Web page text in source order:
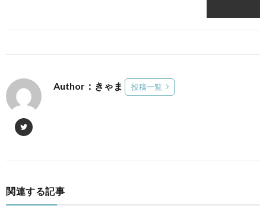
Author：きゃま 投稿一覧
関連する記事